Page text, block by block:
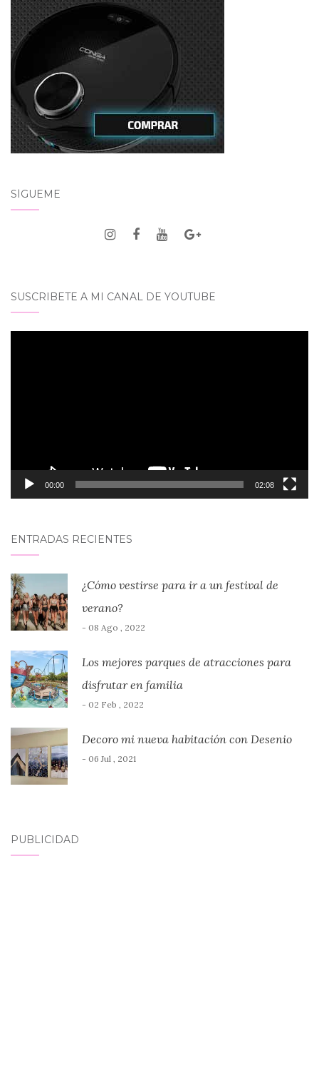
SÍGUEME
SUSCRIBETE A MI CANAL DE YOUTUBE
00:00 02:08
ENTRADAS RECIENTES
¿Cómo vestirse para ir a un festival de
verano?
- 08 Ago , 2022
Los mejores parques de atracciones para
disfrutar en familia
- 02 Feb , 2022
Decoro mi nueva habitación con Desenio
- 06 Jul , 2021
PUBLICIDAD